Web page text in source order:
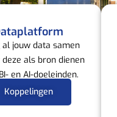
al jouw data samen
als bron dienen
en AI-doeleinden.
Koppelingen